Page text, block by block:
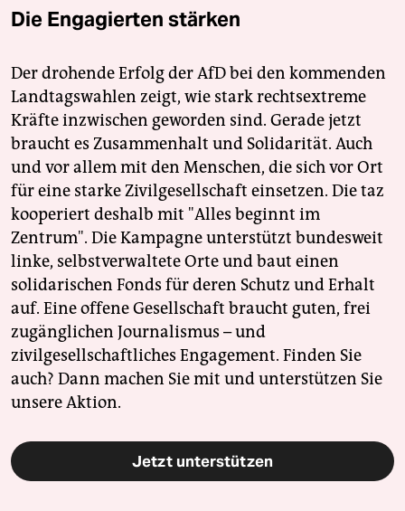
Die Engagierten stärken
Der drohende Erfolg der AfD bei den kommenden
Landtagswahlen zeigt, wie stark rechtsextreme
Kräfte inzwischen geworden sind. Gerade jetzt
braucht es Zusammenhalt und Solidarität. Auch
und vor allem mit den Menschen, die sich vor Ort
für eine starke Zivilgesellschaft einsetzen. Die taz
kooperiert deshalb mit "Alles beginnt im
Zentrum". Die Kampagne unterstützt bundesweit
linke, selbstverwaltete Orte und baut einen
solidarischen Fonds für deren Schutz und Erhalt
auf. Eine offene Gesellschaft braucht guten, frei
zugänglichen Journalismus – und
zivilgesellschaftliches Engagement. Finden Sie
auch? Dann machen Sie mit und unterstützen Sie
unsere Aktion.
Jetzt unterstützen